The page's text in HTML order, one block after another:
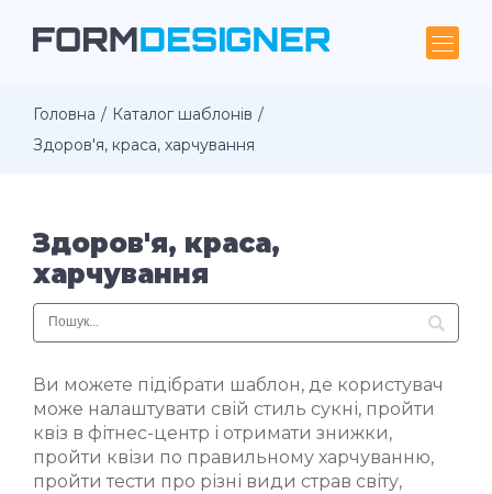
Головна
Каталог шаблонів
Здоров'я, краса, харчування
Здоров'я, краса,
харчування
Ви можете підібрати шаблон, де користувач
може налаштувати свій стиль сукні, пройти
квіз в фітнес-центр і отримати знижки,
пройти квізи по правильному харчуванню,
пройти тести про різні види страв світу,